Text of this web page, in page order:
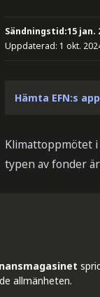
Sändningstid:15 jan.
Uppdaterad: 1 okt.
Hämta EFN:s
Klimattoppmötet
typen av fonder
allmänheten.